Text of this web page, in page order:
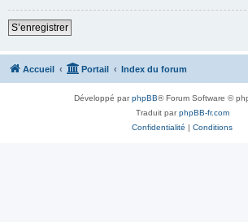
S’enregistrer
Accueil Portail Index du forum
Développé parphpBB® Forum Software ©
Traduit parphpBB-fr.com
Confidentialité | Conditions